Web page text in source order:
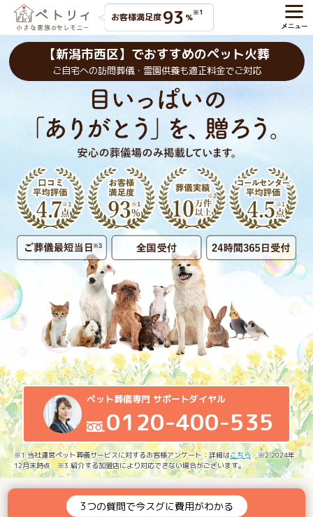
お客様満足度93 %※1
【新潟市西区】でおすすめのペット火葬
ご自宅への訪問葬儀・霊園供養も適正料金でご対応
ペット葬儀専門 サポートダイヤル
0120-400-535
※1 当社運営ペット葬儀サービスに対するお客様アンケート：詳細はこちら ※2 2024年
12月末時点 ※3 紹介する加盟店により対応できない場合がございます。
3つの質問で今スグに費用がわかる